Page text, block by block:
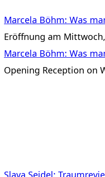
Marcela Böhm: Was
Eröffnung am
Marcela Böhm: Was
Opening Reception on